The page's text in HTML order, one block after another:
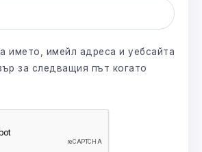
името, имейл адреса и уебсайта
за следващия път когато